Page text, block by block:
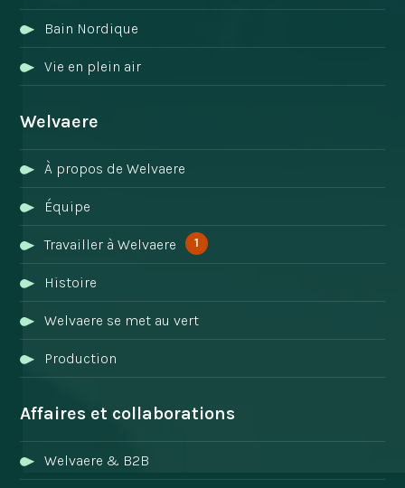
Bain Nordique
Vie en plein air
Welvaere
À propos de Welvaere
Équipe
Travailler à Welvaere 1
Histoire
Welvaere se met au vert
Production
Affaires et collaborations
Welvaere & B2B